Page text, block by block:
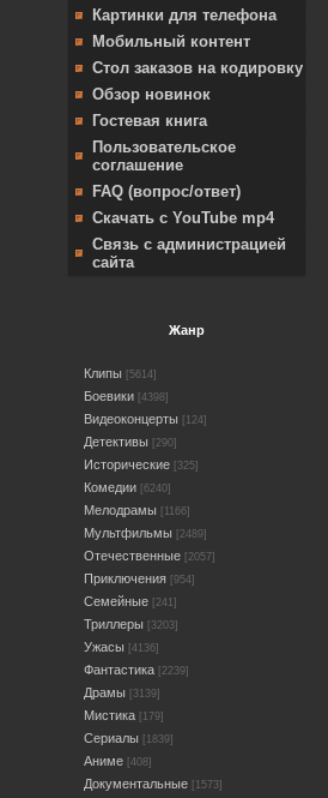
Картинки для телефона
Мобильный контент
Стол заказов на кодировку
Обзор новинок
Гостевая книга
Пользовательское
соглашение
FAQ (вопрос/ответ)
Скачать с YouTube mp4
Связь с администрацией
сайта
Жанр
Клипы [5614]
Боевики [4398]
Видеоконцерты [124]
Детективы [290]
Исторические [325]
Комедии [6240]
Мелодрамы [1166]
Мультфильмы [2489]
Отечественные [2057]
Приключения [954]
Семейные [241]
Триллеры [3203]
Ужасы [4136]
Фантастика [2239]
Драмы [3139]
Мистика [179]
Сериалы [1839]
Аниме [408]
Документальные [1573]